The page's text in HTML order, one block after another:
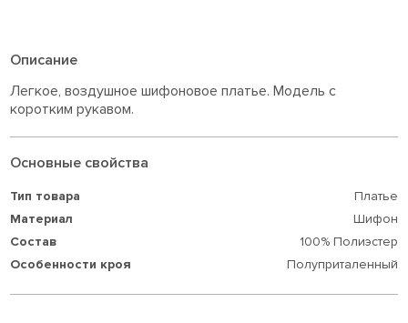
Описание
Легкое, воздушное шифоновое платье. Модель с
коротким рукавом.
Основные свойства
Тип товара
Платье
Материал
Шифон
Состав
100% Полиэстер
Особенности кроя
Полуприталенный